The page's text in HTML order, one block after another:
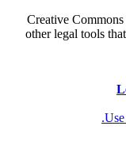
Creative
other legal tools